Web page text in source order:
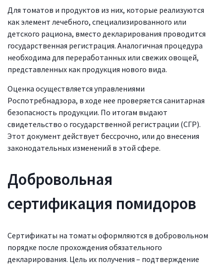
Для томатов и продуктов из них, которые реализуются
как элемент лечебного, специализированного или
детского рациона, вместо декларирования проводится
государственная регистрация. Аналогичная процедура
необходима для переработанных или свежих овощей,
представленных как продукция нового вида.
Оценка осуществляется управлениями
Роспотребнадзора, в ходе нее проверяется санитарная
безопасность продукции. По итогам выдают
свидетельство о государственной регистрации (СГР).
Этот документ действует бессрочно, или до внесения
законодательных изменений в этой сфере.
Добровольная
сертификация помидоров
Сертификаты на томаты оформляются в добровольном
порядке после прохождения обязательного
декларирования. Цель их получения – подтверждение